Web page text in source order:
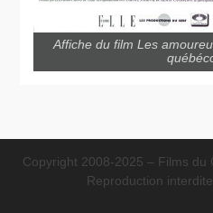
Affiche du film Les
Copyright 2008-2025 – Films du
Reproduction